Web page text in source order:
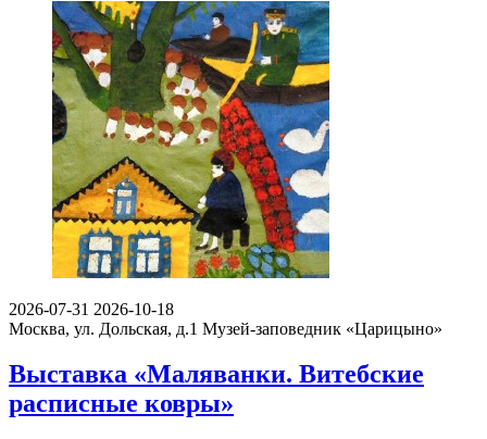
2026-07-31 2026-10-18
Москва, ул. Дольская, д.1 Музей-заповедник «Царицыно»
Выставка «Маляванки. Витебские
расписные ковры»